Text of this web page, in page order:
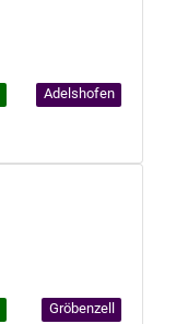
Adelshofen
Gröbenzell